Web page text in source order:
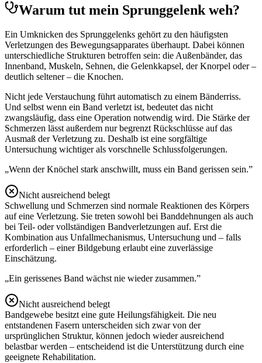
Warum tut mein Sprunggelenk weh?
Ein Umknicken des Sprunggelenks gehört zu den häufigsten
Verletzungen des Bewegungsapparates überhaupt. Dabei können
unterschiedliche Strukturen betroffen sein: die Außenbänder, das
Innenband, Muskeln, Sehnen, die Gelenkkapsel, der Knorpel oder –
deutlich seltener – die Knochen.
Nicht jede Verstauchung führt automatisch zu einem Bänderriss.
Und selbst wenn ein Band verletzt ist, bedeutet das nicht
zwangsläufig, dass eine Operation notwendig wird. Die Stärke der
Schmerzen lässt außerdem nur begrenzt Rückschlüsse auf das
Ausmaß der Verletzung zu. Deshalb ist eine sorgfältige
Untersuchung wichtiger als vorschnelle Schlussfolgerungen.
„Wenn der Knöchel stark anschwillt, muss ein Band gerissen sein.”
Nicht ausreichend belegt
Schwellung und Schmerzen sind normale Reaktionen des Körpers
auf eine Verletzung. Sie treten sowohl bei Banddehnungen als auch
bei Teil- oder vollständigen Bandverletzungen auf. Erst die
Kombination aus Unfallmechanismus, Untersuchung und – falls
erforderlich – einer Bildgebung erlaubt eine zuverlässige
Einschätzung.
„Ein gerissenes Band wächst nie wieder zusammen.”
Nicht ausreichend belegt
Bandgewebe besitzt eine gute Heilungsfähigkeit. Die neu
entstandenen Fasern unterscheiden sich zwar von der
ursprünglichen Struktur, können jedoch wieder ausreichend
belastbar werden – entscheidend ist die Unterstützung durch eine
geeignete Rehabilitation.